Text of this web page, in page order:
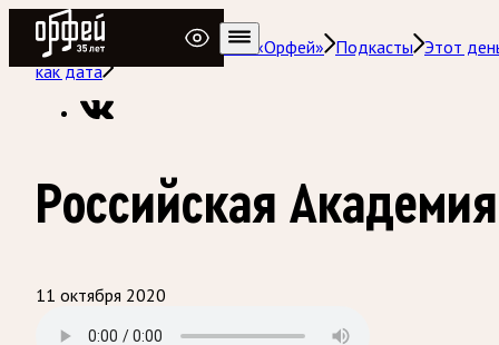
Радио Орфей
Радио классической музыки «Орфей» Подкасты Этот
как дата
Российская Академия
11 октября 2020